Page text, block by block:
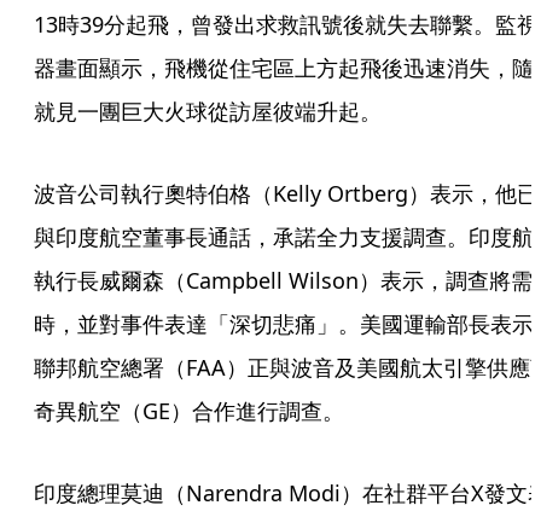
13時39分起飛，曾發出求救訊號後就失去聯繫。監視
器畫面顯示，飛機從住宅區上方起飛後迅速消失，隨
就見一團巨大火球從訪屋彼端升起。
波音公司執行奧特伯格（Kelly Ortberg）表示，他已
與印度航空董事長通話，承諾全力支援調查。印度航
執行長威爾森（Campbell Wilson）表示，調查將需
時，並對事件表達「深切悲痛」。美國運輸部長表示
聯邦航空總署（FAA）正與波音及美國航太引擎供應
奇異航空（GE）合作進行調查。
印度總理莫迪（Narendra Modi）在社群平台X發文